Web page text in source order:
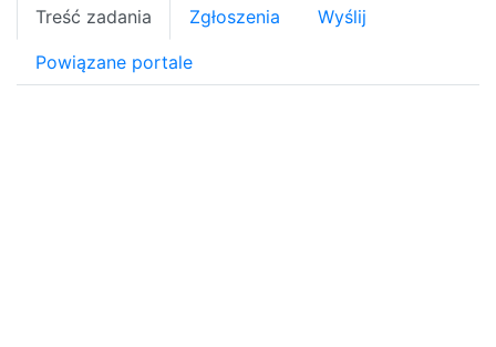
Treść zadania Zgłoszenia Wyślij
Powiązane portale